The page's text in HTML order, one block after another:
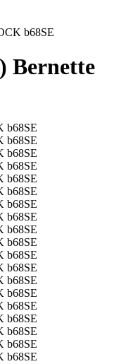
b68SE
Bernette